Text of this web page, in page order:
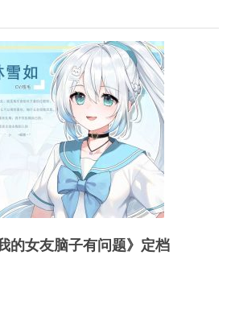
的女友脑子有问题》定档